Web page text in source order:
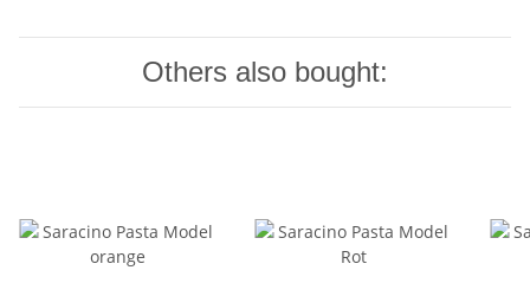
Others also bought: